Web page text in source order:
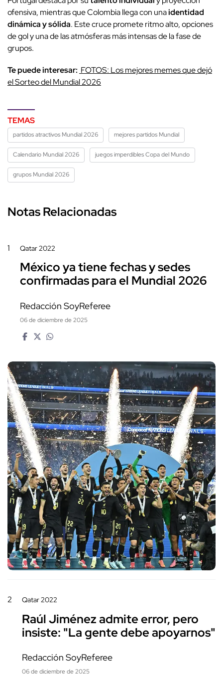
ofensiva, mientras que Colombia llega con unaidentidad
dinámica y sólida. Este cruce promete ritmo alto, opciones
de gol y una de las atmósferas más intensas de la fase de
grupos.
Te puede interesar: FOTOS: Los mejores memes que dejó
el Sorteo del Mundial 2026
TEMAS
partidos atractivos Mundial 2026 mejores partidos Mundial
Calendario Mundial 2026 juegos imperdibles Copa del Mundo
grupos Mundial 2026
Notas Relacionadas
1 Qatar 2022
México ya tiene fechas y sedes
confirmadas para el Mundial 2026
Redacción SoyReferee
06 de diciembre de 2025
2 Qatar 2022
Raúl Jiménez admite error, pero
insiste: "La gente debe apoyarnos"
Redacción SoyReferee
06 de diciembre de 2025